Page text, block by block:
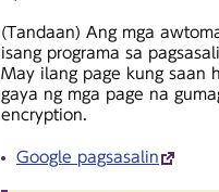
(Tandaan) Ang mga
isang programa sa
May ilang page kung saan
gaya ng mga page na
encryption.
Google pagsasalin